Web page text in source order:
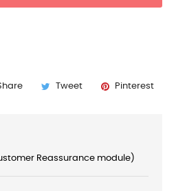
Tweet Pinterest
Reassurance module)